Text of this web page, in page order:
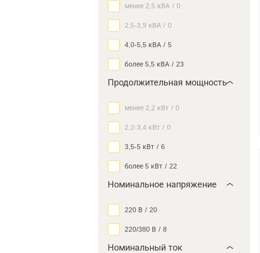
менее 2,5 кВА / 0
2,5-3,9 кВА / 0
4,0-5,5 кВА / 5
более 5,5 кВА / 23
Продолжительная мощность
менее 2,2 кВт / 0
2,2-3,4 кВт / 0
3,5-5 кВт / 6
более 5 кВт / 22
Номинальное напряжение
220 В / 20
220/380 В / 8
Номинальный ток